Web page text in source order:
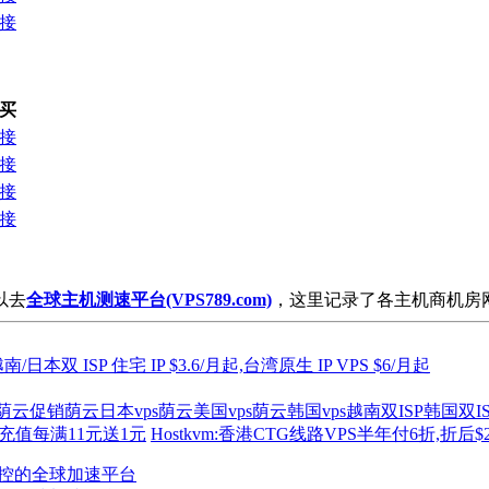
去全球主机测速平台(VPS789.com) ，这里记录了各主机商机
/日本双 ISP 住宅 IP $3.6/月起,台湾原生 IP VPS $6/月起
云促销荫云日本vps荫云美国vps荫云韩国vps越南双ISP韩国双
值每满11元送1元 Hostkvm:香港CTG线路VPS半年付6折,折后